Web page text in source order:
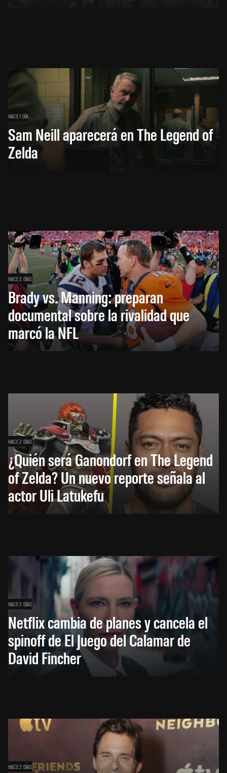
HACE 1 DÍA
Sam Neill aparecerá en The Legend of
Zelda
HACE 2 DÍAS
Brady vs. Manning: preparan
documental sobre la rivalidad que
marcó la NFL
HACE 2 DÍAS
¿Quién será Ganondorf en The Legend
of Zelda? Un nuevo reporte señala al
actor Uli Latukefu
HACE 2 DÍAS
Netflix cambia de planes y cancela el
spinoff de El Juego del Calamar de
David Fincher
HACE 2 DÍAS